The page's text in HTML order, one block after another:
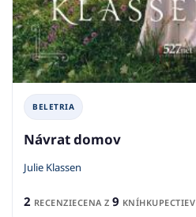
BELETRIA
Návrat domov
Julie Klassen
2 RECENZIECENA Z 9 KNÍHKUPECTIEV